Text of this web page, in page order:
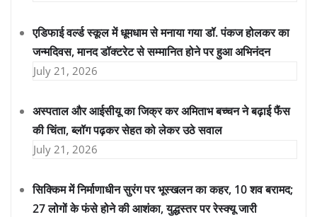
एडिफाई वर्ल्ड स्कूल में धूमधाम से मनाया गया डॉ. पंकज होलकर का
जन्मदिवस, मानद डॉक्टरेट से सम्मानित होने पर हुआ अभिनंदन
July 21, 2026
अस्पताल और आईसीयू का जिक्र कर अमिताभ बच्चन ने बढ़ाई फैंस
की चिंता, ब्लॉग पढ़कर सेहत को लेकर उठे सवाल
July 21, 2026
सिक्किम में निर्माणाधीन सुरंग पर भूस्खलन का कहर, 10 शव बरामद;
27 लोगों के फंसे होने की आशंका, युद्धस्तर पर रेस्क्यू जारी